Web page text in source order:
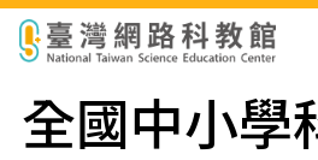
科展作品檢索
全國中小學